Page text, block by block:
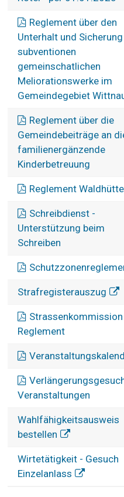
Reglement über den
Unterhalt und
subventionen
gemeinschatlichen
Meliorationswerke im
Gemeindegebiet
Reglement über die
Gemeindebeiträge an
familienergänzende
Kinderbetreuung
Reglement Waldhütte
Schreibdienst -
Unterstützung beim
Schreiben
Strafregisterauszug
Strassenkommission
Reglement
Veranstaltungen
Wahlfähigkeitsausweis
bestellen
Wirtetätigkeit - Gesuch
Einzelanlass